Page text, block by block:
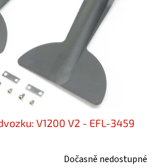
V1200 V2 - EFL-3459
Dočasně nedostupné